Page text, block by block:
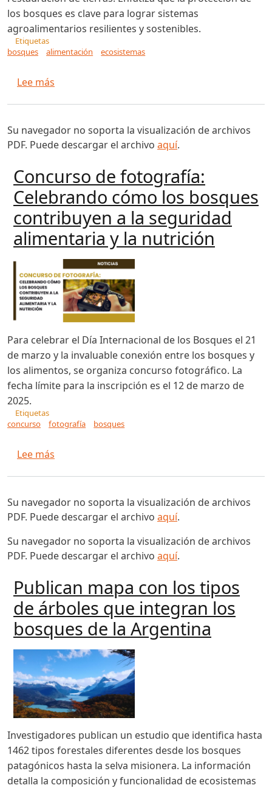
los bosques es clave para lograr sistemas
agroalimentarios resilientes y sostenibles.
Etiquetas
bosques
alimentación ecosistemas
Lee más
Su navegador no soporta la visualización de archivos
PDF. Puede descargar el archivo aquí.
Concurso de fotografía:
Celebrando cómo los bosques
contribuyen a la seguridad
alimentaria y la nutrición
Para celebrar el Día Internacional de los Bosques el 21
de marzo y la invaluable conexión entre los bosques y
los alimentos, se organiza concurso fotográfico. La
fecha límite para la inscripción es el 12 de marzo de
2025.
Etiquetas
concurso
fotografía bosques
Lee más
Su navegador no soporta la visualización de archivos
PDF. Puede descargar el archivo aquí.
Su navegador no soporta la visualización de archivos
PDF. Puede descargar el archivo aquí.
Publican mapa con los tipos
de árboles que integran los
bosques de la Argentina
Investigadores publican un estudio que identifica hasta
1462 tipos forestales diferentes desde los bosques
patagónicos hasta la selva misionera. La información
detalla la composición y funcionalidad de ecosistemas